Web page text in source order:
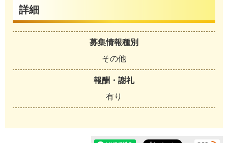
詳細
募集情報種別
その他
報酬・謝礼
有り